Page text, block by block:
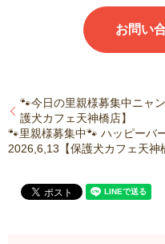
お問い
🐾今日の里親様募集中ニャ
護犬カフェ天神橋店】
🐾里親様募集中🐾 ハッピーバ
2026,6,13【保護犬カフェ天神